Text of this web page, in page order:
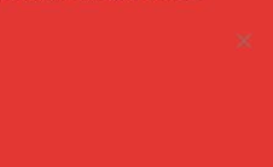
1970, fuga